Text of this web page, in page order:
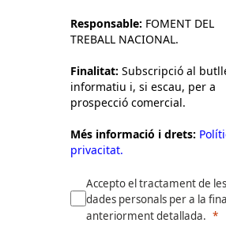
Responsable: FOMENT DEL
TREBALL NACIONAL.
Finalitat: Subscripció al
informatiu i, si escau, per a
prospecció comercial.
Més informació i drets:
privacitat.
Accepto el tractament de
dades personals per a la
anteriorment detallada.